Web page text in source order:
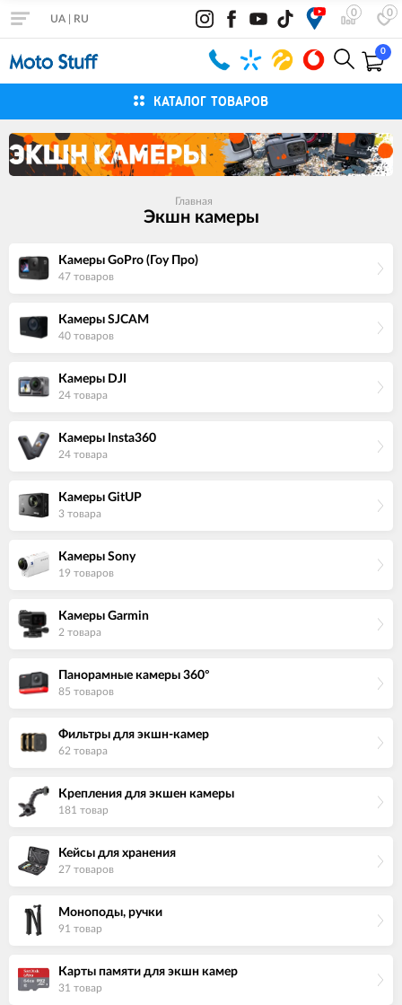
0 0
UA RU
0
КАТАЛОГ ТОВАРОВ
Главная
Экшн камеры
Камеры GoPro (Гоу Про)
47 товаров
Камеры SJCAM
40 товаров
Камеры DJI
24 товара
Камеры Insta360
24 товара
Камеры GitUP
3 товара
Камеры Sony
19 товаров
Камеры Garmin
2 товара
Панорамные камеры 360°
85 товаров
Фильтры для экшн-камер
62 товара
Крепления для экшен камеры
181 товар
Кейсы для хранения
27 товаров
Моноподы, ручки
91 товар
Карты памяти для экшн камер
31 товар